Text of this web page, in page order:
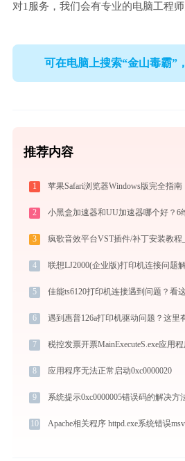
对1服务，我们会有专业的电脑工程师
可在电脑上搜索“金山毒霸”
推荐内容
1
2 小黑盒加速器和UU加速器哪个好？6
3 疯歌音效平台VST插件/补丁安装教
4 联想LJ2000(企业版)打印机连接问题
5 佳能ts6120打印机连接遇到问题？看
6
7
8 应用程序无法正常启动0xc0000020
9 系统提示0xc0000005错误码的解决方
10